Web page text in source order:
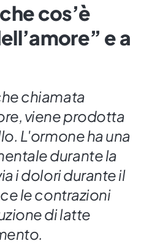
cos’è
e a
chiamata
viene prodotta
L'ormone ha una
durante la
i dolori durante il
le contrazioni
di latte